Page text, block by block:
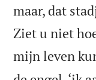
maar, dat
Ziet u niet
mijn leven